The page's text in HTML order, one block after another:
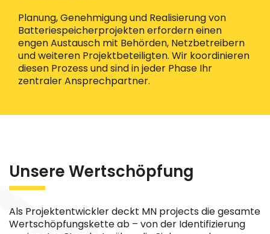
Planung, Genehmigung und Realisierung von
Batteriespeicherprojekten erfordern einen
engen Austausch mit Behörden, Netzbetreibern
und weiteren Projektbeteiligten. Wir koordinieren
diesen Prozess und sind in jeder Phase Ihr
zentraler Ansprechpartner.
Unsere Wertschöpfung
Als Projektentwickler deckt MN projects die gesamte
Wertschöpfungskette ab – von der Identifizierung